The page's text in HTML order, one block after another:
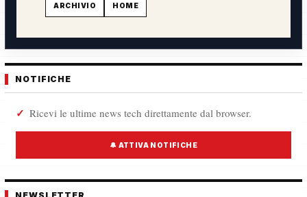
ARCHIVIO HOME
NOTIFICHE
Ricevi le ultime news tech direttamente dal browser.
🔔 ATTIVA NOTIFICHE